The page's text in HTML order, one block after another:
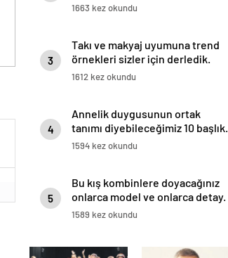
medyadan duyurdu!
1663 kez okundu
3
Takı ve makyaj uyumuna trend
örnekleri sizler için derledik.
1612 kez okundu
4
Annelik duygusunun ortak
tanımı diyebileceğimiz 10 başlık.
1594 kez okundu
5
Bu kış kombinlere doyacağınız
onlarca model ve onlarca detay.
1589 kez okundu